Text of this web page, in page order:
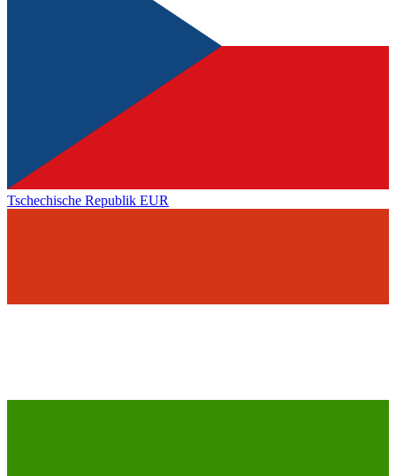
Tschechische Republik EUR